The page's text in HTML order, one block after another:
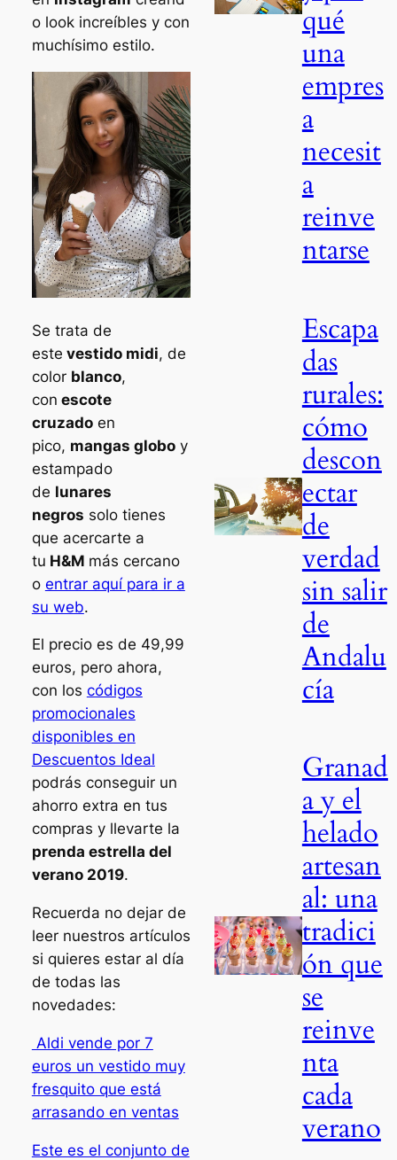
o look increíbles y con
muchísimo estilo.
Se trata de
este vestido midi, de
color blanco,
con escote
cruzadoen
pico, mangas globoy
estampado
de lunares
negros solo tienes
que acercarte a
tu H&M más cercano
o entrar aquí para ir a
su web.
El precio es de 49,99
euros, pero ahora,
con los códigos
promocionales
disponibles en
Descuentos Ideal
podrás conseguir un
ahorro extra en tus
compras y llevarte la
prenda estrella del
verano 2019.
Recuerda no dejar de
leer nuestros artículos
si quieres estar al día
de todas las
novedades:
Aldi vende por 7
euros un vestido muy
fresquito que está
arrasando en ventas
Este es el conjunto de
qué
una
empres
a
necesit
a
reinve
ntarse
Escapa
das
rurales:
cómo
descon
ectar
de
verdad
sin salir
de
Andalu
cía
Granad
a y el
helado
artesan
al: una
tradici
ón que
se
reinve
nta
cada
verano